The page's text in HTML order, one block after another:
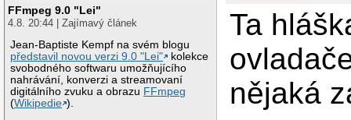
FFmpeg 9.0 "Lei"
4.8. 20:44 | Zajímavý článek
Jean-Baptiste Kempf na svém blogu
představil novou verzi 9.0 "Lei"
kolekce
svobodného softwaru umožňujícího
nahrávání, konverzi a streamovaní
digitálního zvuku a obrazu FFmpeg
(Wikipedie ).
Ta
nějaká